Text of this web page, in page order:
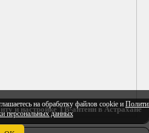
на обработку файлов cookie и
персональных данных
и настройке ТВ-антенн в Астрахане